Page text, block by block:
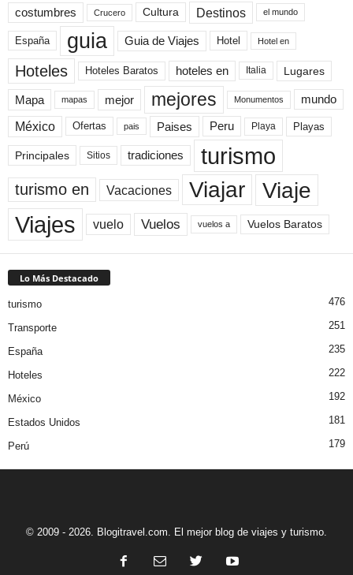
costumbres Crucero Cultura Destinos el mundo
España guia Guia de Viajes Hotel Hotel en
Hoteles Hoteles Baratos hoteles en Italia Lugares
Mapa mapas mejor mejores Monumentos mundo
México Ofertas pais Paises Peru Playa Playas
Principales Sitios tradiciones turismo
turismo en Vacaciones Viajar Viaje
Viajes vuelo Vuelos vuelos a Vuelos Baratos
Lo Más Destacado
turismo 476
Transporte 251
España 235
Hoteles 222
México 192
Estados Unidos 181
Perú 179
© 2009 - 2026. Blogitravel.com. El mejor blog de viajes y turismo.